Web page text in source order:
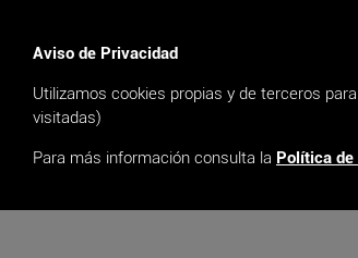
Aviso de Privacidad
Utilizamos cookies propias y de terceros
visitadas)
Para más información consulta la Política